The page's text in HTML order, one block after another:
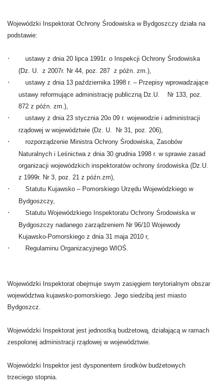
Wojewódzki Inspektorat Ochrony Środowiska w Bydgoszczy działa na
podstawie:
·
ustawy z dnia 20 lipca 1991r. o Inspekcji Ochrony Środowiska
(Dz. U. z 2007r. Nr 44, poz. 287 z późn. zm.),
·
ustawy z dnia 13 października 1998 r. – Przepisy wprowadzające
ustawy reformujące administrację publiczną Dz.U. Nr 133, poz.
872 z późn. zm.),
·
ustawy z dnia 23 stycznia 20o 09 r. wojewodzie i administracji
rządowej w województwie (Dz. U.
Nr 31, poz. 206),
·
rozporządzenie Ministra Ochrony Środowiska, Zasobów
Naturalnych i Leśnictwa z dnia 30 grudnia 1998 r. w sprawie zasad
organizacji wojewódzkich inspektoratów ochrony środowiska (Dz.U.
z 1999r. Nr 3, poz. 21 z późn.zm),
·
Statutu Kujawsko – Pomorskiego Urzędu Wojewódzkiego w
Bydgoszczy,
·
Statutu Wojewódzkiego Inspektoratu Ochrony Środowiska w
Bydgoszczy nadanego zarządzeniem Nr 96/10 Wojewody
Kujawsko-Pomorskiego z dnia 31 maja 2010 r,
· Regulaminu Organizacyjnego WIOŚ.
Wojewódzki Inspektorat obejmuje swym zasięgiem terytorialnym obszar
województwa kujawsko-pomorskiego. Jego siedzibą jest miasto
Bydgoszcz.
Wojewódzki Inspektorat jest jednostką budżetową, działającą w ramach
zespolonej administracji rządowej w województwie.
Wojewódzki Inspektor jest dysponentem środków budżetowych
trzeciego stopnia.